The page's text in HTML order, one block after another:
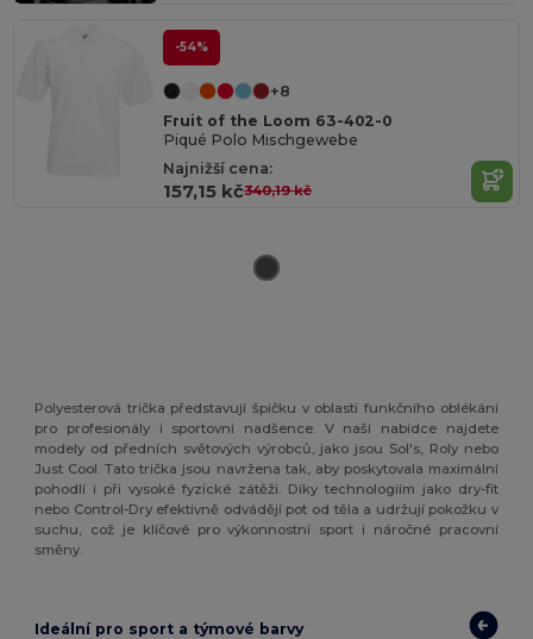
-54%
+8
Fruit of the Loom 63-402-0
Piqué Polo Mischgewebe
Najnižší cena:
157,15 kč340,19 kč
Polyesterová trička představují špičku v oblasti funkčního oblékání
pro profesionály i sportovní nadšence. V naší nabídce najdete
modely od předních světových výrobců, jako jsou Sol's, Roly nebo
Just Cool. Tato trička jsou navržena tak, aby poskytovala maximální
pohodlí i při vysoké fyzické zátěži. Díky technologiím jako dry-fit
nebo Control-Dry efektivně odvádějí pot od těla a udržují pokožku v
suchu, což je klíčové pro výkonnostní sport i náročné pracovní
směny.
Ideální pro sport a týmové barvy